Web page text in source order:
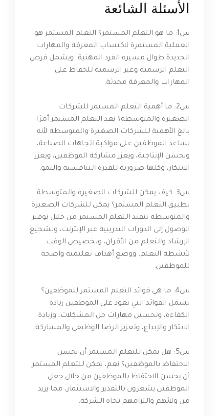
الأسئلة الشائعة
س1: ما هو التعلم المستمر؟ التعلم المستمر هو
العملية المستمرة لاكتساب المعرفة والمهارات
الجديدة طوال مسيرة الفرد المهنية. ويشمل فرص
التعلم الرسمية وغير الرسمية للحفاظ على
المهارات والمعرفة محدثة.
س2: ما أهمية التعلم المستمر للشركات
الصغيرة والمتوسطة؟ يعد التعلم المستمر أمرًا
بالغ الأهمية للشركات الصغيرة والمتوسطة لأنه
يساعد الموظفين على مواكبة اتجاهات الصناعة،
ويحسن الإنتاجية، ويعزز مشاركة الموظفين، ويعزز
الابتكار، وكلها ضرورية للقدرة التنافسية والنمو.
س3: كيف يمكن للشركات الصغيرة والمتوسطة
تطبيق التعلم المستمر؟ يمكن للشركات الصغيرة
والمتوسطة تنفيذ التعلم المستمر من خلال توفير
الوصول إلى الدورات التدريبية عبر الإنترنت، وتشجيع
الإرشاد والتعلم من الأقران، وتخصيص الوقت
لأنشطة التعلم، ووضع أهداف تعليمية واضحة
للموظفين.
س4: ما هي فوائد التعلم المستمر للموظفين؟
تشمل الفوائد التي تعود على الموظفين زيادة
الكفاءة، وتحسين مهارات حل المشكلات، وزيادة
الابتكار والإبداع، وتعزيز الرضا الوظيفي والمشاركة.
س5: هل يمكن للتعلم المستمر أن يحسن
الاحتفاظ بالموظفين؟ نعم، يمكن للتعلم المستمر
أن يحسن الاحتفاظ بالموظفين من خلال جعل
الموظفين يشعرون بالتقدير والاستثمار، مما يزيد
من ولائهم والتزامهم تجاه الشركة.